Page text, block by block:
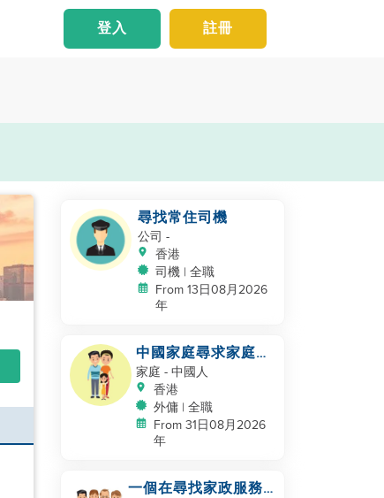
註冊
登入
尋找常住司機
公司 -
香港
司機 | 全職
From 13日08月2026
年
中國家庭尋求家庭幫
手
家庭 - 中國人
香港
外傭 | 全職
From 31日08月2026
年
一個在尋找家政服務